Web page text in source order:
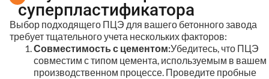
суперпластификатора
Выбор подходящего ПЦЭ для вашего бетонного завода
требует тщательного учета нескольких факторов:
Совместимость с цементом:Убедитесь, что ПЦЭ
совместим с типом цемента, используемым в вашем
производственном процессе. Проведите пробные